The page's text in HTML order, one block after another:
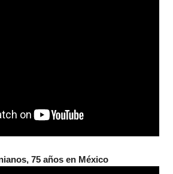
75 años en México